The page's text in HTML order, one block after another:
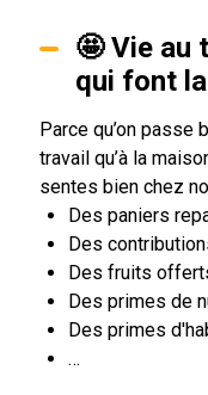
🤩 Vie au
qui font
Parce qu’on passe
travail qu’à la
sentes bien chez
Des paniers
Des
Des fruits
Des primes de
Des primes
…